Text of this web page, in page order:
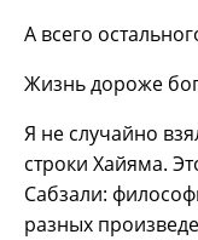
А всего
Жизнь дороже
Я не случайно
строки Хайяма.
Сабзали:
разных